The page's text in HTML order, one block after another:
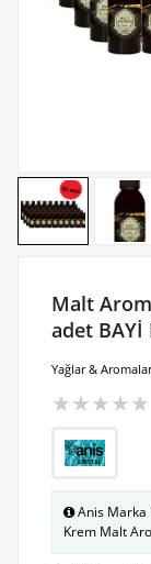
Malt
adet BAYİ
Yağlar & Aromalar
★★★★★
Anis Marka
Krem Malt